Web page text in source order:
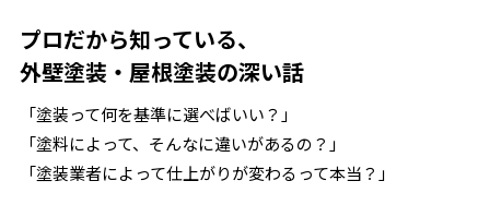
プロだから知っている、
外壁塗装・屋根塗装の深い話
「塗装って何を基準に選べばいい？」
「塗料によって、そんなに違いがあるの？」
「塗装業者によって仕上がりが変わるって本当？」